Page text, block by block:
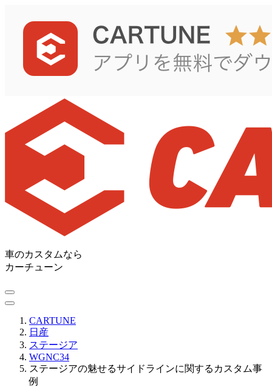
車のカスタムなら
カーチューン
CARTUNE
日産
ステージア
WGNC34
ステージアの魅せるサイドラインに関するカスタム事
例